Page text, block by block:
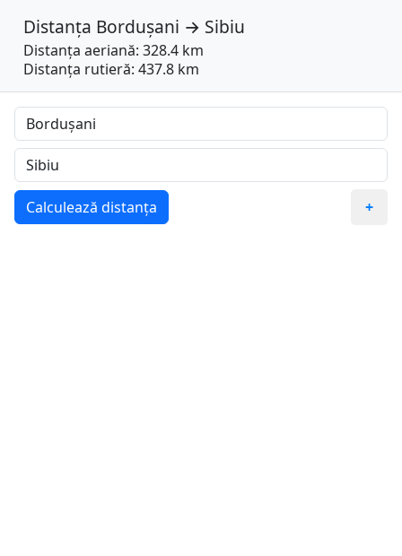
Distanța Bordușani → Sibiu
Distanța aeriană: 328.4 km
Distanța rutieră: 437.8 km
Calculează distanța +